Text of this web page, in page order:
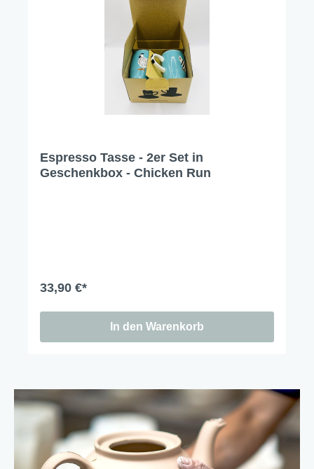
Espresso Tasse - 2er Set in
Geschenkbox - Chicken Run
33,90 €*
In den Warenkorb